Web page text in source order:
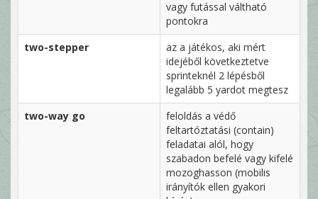
vagy futással váltható
pontokra
two-stepper
az a játékos, aki mért
idejéből következtetve
sprinteknél 2 lépésből
legalább 5 yardot megtesz
two-way go
feloldás a védő
feltartóztatási (contain)
feladatai alól, hogy
szabadon befelé vagy kifelé
mozoghasson (mobilis
irányítók ellen gyakori